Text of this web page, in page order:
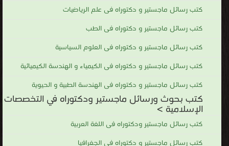
كتب رسائل ماجستير و دكتوراه فى علم الرياضيات
كتب رسائل ماجستير و دكتوراه فى الطب
كتب رسائل ماجستير و دكتوراه فى العلوم السياسية
كتب رسائل ماجستير و دكتوراه فى الكيمياء و الهندسة الكيميائية
كتب رسائل ماجستير و دكتوراه فى الهندسة الطبية و الحيوية
كتب بحوث ورسائل ماجستير ودكتوراه في التخصصات
الإسلامية >
كتب رسائل ماجستير ودكتوراه فى اللغة العربية
كتب رسائل ماجستير و دكتوراه فى الجغرافيا